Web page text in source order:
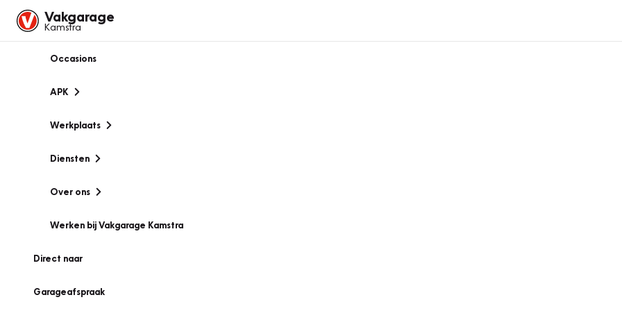
Vakgarage
Kamstra
Occasions
APK
Werkplaats
Diensten
Over ons
Werken bij Vakgarage Kamstra
Direct naar
Garageafspraak